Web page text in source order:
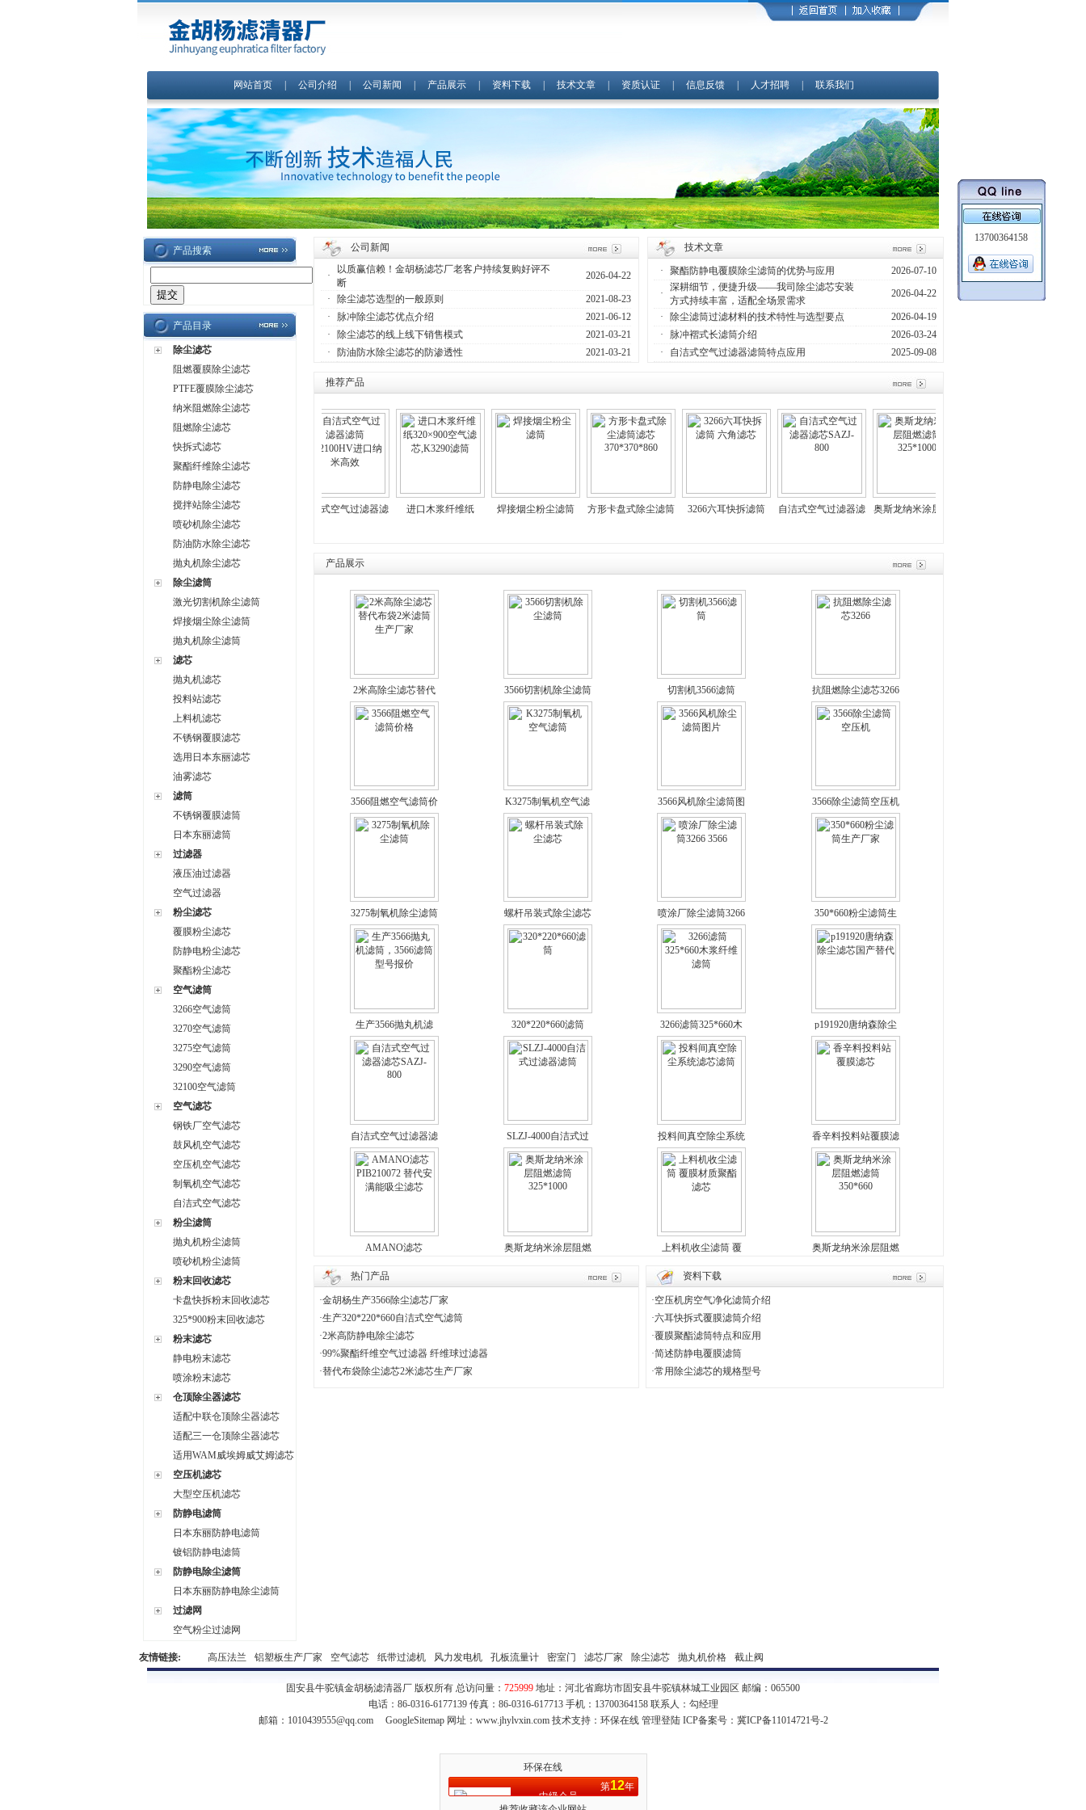
网站首页 公司介绍 公司新闻 产品展示 资料下载 技术文章 资质认证 信息反馈 人才招聘 联系我们
产品搜索
产品目录
除尘滤芯
阻燃覆膜除尘滤芯
PTFE覆膜除尘滤芯
纳米阻燃除尘滤芯
阻燃除尘滤芯
快拆式滤芯
聚酯纤维除尘滤芯
防静电除尘滤芯
搅拌站除尘滤芯
喷砂机除尘滤芯
防油防水除尘滤芯
抛丸机除尘滤芯
除尘滤筒
激光切割机除尘滤筒
焊接烟尘除尘滤筒
抛丸机除尘滤筒
滤芯
抛丸机滤芯
投料站滤芯
上料机滤芯
不锈钢覆膜滤芯
选用日本东丽滤芯
油雾滤芯
滤筒
不锈钢覆膜滤筒
日本东丽滤筒
过滤器
液压油过滤器
空气过滤器
粉尘滤芯
覆膜粉尘滤芯
防静电粉尘滤芯
聚酯粉尘滤芯
空气滤筒
3266空气滤筒
3270空气滤筒
3275空气滤筒
3290空气滤筒
32100空气滤筒
空气滤芯
钢铁厂空气滤芯
鼓风机空气滤芯
空压机空气滤芯
制氧机空气滤芯
自洁式空气滤芯
粉尘滤筒
抛丸机粉尘滤筒
喷砂机粉尘滤筒
粉末回收滤芯
卡盘快拆粉末回收滤芯
325*900粉末回收滤芯
粉末滤芯
静电粉末滤芯
喷涂粉末滤芯
仓顶除尘器滤芯
适配中联仓顶除尘器滤芯
适配三一仓顶除尘器滤芯
适用WAM威埃姆威艾姆滤芯
空压机滤芯
大型空压机滤芯
防静电滤筒
日本东丽防静电滤筒
镀铝防静电滤筒
防静电除尘滤筒
日本东丽防静电除尘滤筒
过滤网
空气粉尘过滤网
公司新闻
·
以质赢信赖！金胡杨滤芯厂老客户持续复购好评不
断
2026-04-22
· 除尘滤芯选型的一般原则
2021-08-23
·
脉冲除尘滤芯优点介绍
2021-06-12
·
除尘滤芯的线上线下销售模式
2021-03-21
·
防油防水除尘滤芯的防渗透性 2021-03-21
技术文章
· 聚酯防静电覆膜除尘滤筒的优势与应用
2026-07-10
·
深耕细节，便捷升级——我司除尘滤芯安装
方式持续丰富，适配全场景需求
2026-04-22
· 除尘滤筒过滤材料的技术特性与选型要点
2026-04-19
·
脉冲褶式长滤筒介绍
2026-03-24
·
自洁式空气过滤器滤筒特点应用 2025-09-08
推荐产品
325*215*1000阻燃覆
K3290进口HV木浆
纤维除尘滤筒白色滤
纸
自洁式空气过滤器滤
进口木浆纤维纸
焊接烟尘粉尘滤筒
方形卡盘式除尘滤筒
3266六耳快拆滤筒
自洁式空气过滤器滤
奥斯龙纳米涂层阻燃
产品展示
2米高除尘滤芯替代
布袋2米滤筒生产厂
家
3566切割机除尘滤筒 切割机3566滤筒 抗阻燃除尘滤芯3266
3566阻燃空气滤筒价
格
K3275制氧机空气滤
筒
3566风机除尘滤筒图
片
3566除尘滤筒空压机
3275制氧机除尘滤筒 螺杆吊装式除尘滤芯
喷涂厂除尘滤筒3266
3566
350*660粉尘滤筒生
产厂家
生产3566抛丸机滤
筒，3566滤筒型号报
价
320*220*660滤筒
3266滤筒325*660木
浆纤维滤筒
p191920唐纳森除尘
滤芯国产替代
自洁式空气过滤器滤
芯SAZJ-800
SLZJ-4000自洁式过
滤器滤筒
投料间真空除尘系统
滤芯滤筒
香辛料投料站覆膜滤
芯
AMANO滤芯
能吸尘滤芯
奥斯龙纳米涂层阻燃
上料机收尘滤筒 覆
奥斯龙纳米涂层阻燃
热门产品
·金胡杨生产3566除尘滤芯厂家
·生产320*220*660自洁式空气滤筒
·2米高防静电除尘滤芯
·99%聚酯纤维空气过滤器 纤维球过滤器
·替代布袋除尘滤芯2米滤芯生产厂家
资料下载
·空压机房空气净化滤筒介绍
·六耳快拆式覆膜滤筒介绍
·覆膜聚酯滤筒特点和应用
·简述防静电覆膜滤筒
·常用除尘滤芯的规格型号
友情链接: 高压法兰 铝塑板生产厂家 空气滤芯 纸带过滤机 风力发电机 孔板流量计 密室门 滤芯厂家 除尘滤芯 抛丸机价格 截止阀
固安县牛驼镇金胡杨滤清器厂 版权所有 总访问量： 725999 地址：河北省廊坊市固安县牛驼镇林城工业园区 邮编：065500
电话：86-0316-6177139 传真：86-0316-617713 手机：13700364158 联系人：勾经理
邮箱： 1010439555@qq.com GoogleSitemap网址：www.jhylvxin.com 技术支持： 环保在线 管理登陆ICP备案号： 冀ICP备11014721号-2
13700364158
环保在线
中级会员
第12年